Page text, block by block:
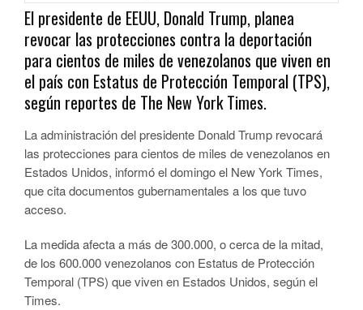
El presidente de EEUU, Donald Trump, planea
revocar las protecciones contra la deportación
para cientos de miles de venezolanos que viven en
el país con Estatus de Protección Temporal (TPS),
según reportes de The New York Times.
La administración del presidente Donald Trump revocará
las protecciones para cientos de miles de venezolanos en
Estados Unidos, informó el domingo el New York Times,
que cita documentos gubernamentales a los que tuvo
acceso.
La medida afecta a más de 300.000, o cerca de la mitad,
de los 600.000 venezolanos con Estatus de Protección
Temporal (TPS) que viven en Estados Unidos, según el
Times.